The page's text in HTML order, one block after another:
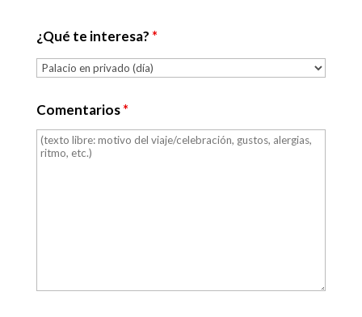
¿Qué te interesa? *
Comentarios*